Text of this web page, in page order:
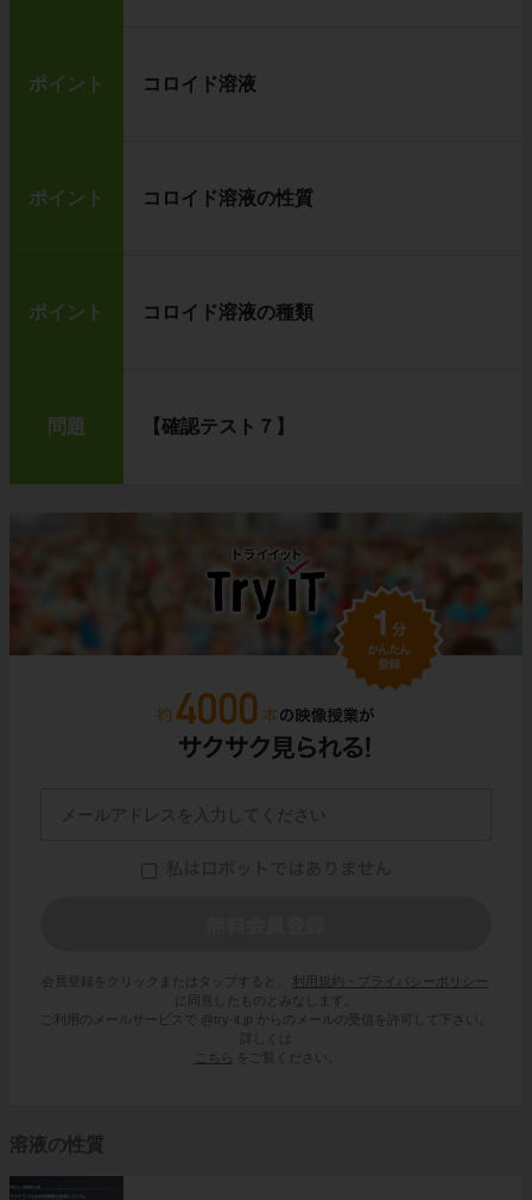
ポイント コロイド溶液
ポイント コロイド溶液の性質
ポイント コロイド溶液の種類
問題 【確認テスト７】
会員登録をクリックまたはタップすると、
利用規約・プライバシーポリシー
に同意したものとみなします。
ご利用のメールサービスで @try-it.jp からのメールの受信を許可して下さい。
詳しくは
こちら
をご覧ください。
溶液の性質